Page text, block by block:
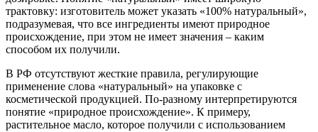
трактовку: изготовитель может указать «100% натуральный»,
подразумевая, что все ингредиенты имеют природное
происхождение, при этом не имеет значения – каким
способом их получили.
В РФ отсутствуют жесткие правила, регулирующие
применение слова «натуральный» на упаковке с
косметической продукцией. По-разному интерпретируются
понятие «природное происхождение». К примеру,
растительное масло, которое получили с использованием